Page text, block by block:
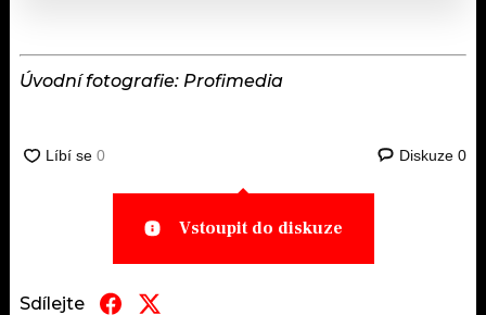
Úvodní fotografie: Profimedia
Diskuze 0
Vstoupit do diskuze
Sdílejte